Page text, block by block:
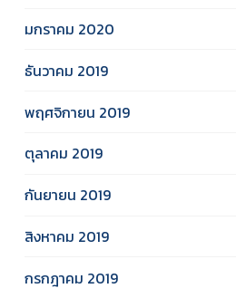
มกราคม 2020
ธันวาคม 2019
พฤศจิกายน 2019
ตุลาคม 2019
กันยายน 2019
สิงหาคม 2019
กรกฎาคม 2019